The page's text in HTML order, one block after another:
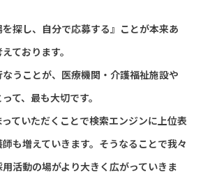
探し、自分で応募する』ことが本来あ
ております。
うことが、医療機関・介護福祉施設や
て、最も大切です。
ていただくことで検索エンジンに上位表
も増えていきます。そうなることで我々
活動の場がより大きく広がっていきま